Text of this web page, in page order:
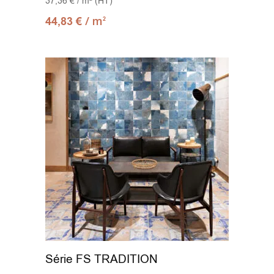
33.3X33.3 (2)
33.3x100(13)
33.3x100 Decor(2)
33.5x33.5(1)
33x33(11)
33x66.5 (1)
33x91(1)
33x100(1)
44,83€ / m2
Série FS TRADITION